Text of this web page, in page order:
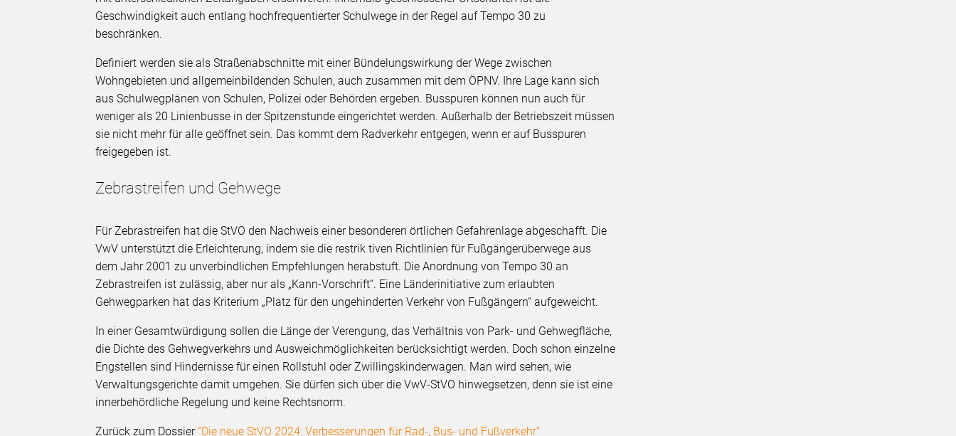
Geschwindigkeit auch entlang hochfrequentierter Schulwege in der Regel auf Tempo 30 zu
beschränken.
Definiert werden sie als Straßenabschnitte mit einer Bündelungswirkung der Wege zwischen
Wohngebieten und allgemeinbildenden Schulen, auch zusammen mit dem ÖPNV. Ihre Lage kann sich
aus Schulwegplänen von Schulen, Polizei oder Behörden ergeben. Busspuren können nun auch für
weniger als 20 Linienbusse in der Spitzenstunde eingerichtet werden. Außerhalb der Betriebszeit müssen
sie nicht mehr für alle geöffnet sein. Das kommt dem Radverkehr entgegen, wenn er auf Busspuren
freigegeben ist.
Zebrastreifen und Gehwege
Für Zebrastreifen hat die StVO den Nachweis einer besonderen örtlichen Gefahrenlage abgeschafft. Die
VwV unterstützt die Erleichterung, indem sie die restrik tiven Richtlinien für Fußgängerüberwege aus
dem Jahr 2001 zu unverbindlichen Empfehlungen herabstuft. Die Anordnung von Tempo 30 an
Zebrastreifen ist zulässig, aber nur als „Kann-Vorschrift“. Eine Länderinitiative zum erlaubten
Gehwegparken hat das Kriterium „Platz für den ungehinderten Verkehr von Fußgängern“ aufgeweicht.
In einer Gesamtwürdigung sollen die Länge der Verengung, das Verhältnis von Park- und Gehwegfläche,
die Dichte des Gehwegverkehrs und Ausweichmöglichkeiten berücksichtigt werden. Doch schon einzelne
Engstellen sind Hindernisse für einen Rollstuhl oder Zwillingskinderwagen. Man wird sehen, wie
Verwaltungsgerichte damit umgehen. Sie dürfen sich über die VwV-StVO hinwegsetzen, denn sie ist eine
innerbehördliche Regelung und keine Rechtsnorm.
Zurück zum Dossier“Die neue StVO 2024: Verbesserungen für Rad-, Bus- und Fußverkehr”